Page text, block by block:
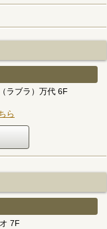
ラブラ）万代 6F
ら
7F